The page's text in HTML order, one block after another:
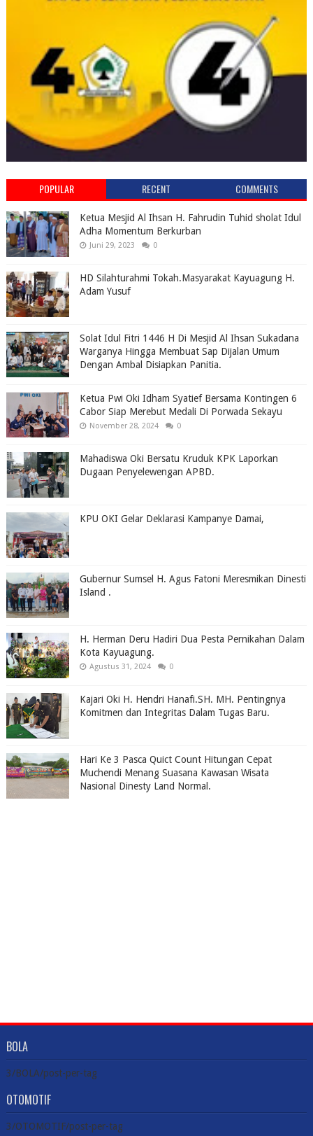
POPULAR RECENT COMMENTS
Ketua Mesjid Al Ihsan H. Fahrudin Tuhid sholat Idul
Adha Momentum Berkurban
Juni 29, 2023 0
HD Silahturahmi Tokah.Masyarakat Kayuagung H.
Adam Yusuf
Solat Idul Fitri 1446 H Di Mesjid Al Ihsan Sukadana
Warganya Hingga Membuat Sap Dijalan Umum
Dengan Ambal Disiapkan Panitia.
Ketua Pwi Oki Idham Syatief Bersama Kontingen 6
Cabor Siap Merebut Medali Di Porwada Sekayu
November 28, 2024 0
Mahadiswa Oki Bersatu Kruduk KPK Laporkan
Dugaan Penyelewengan APBD.
KPU OKI Gelar Deklarasi Kampanye Damai,
Gubernur Sumsel H. Agus Fatoni Meresmikan Dinesti
Island .
H. Herman Deru Hadiri Dua Pesta Pernikahan Dalam
Kota Kayuagung.
Agustus 31, 2024 0
Kajari Oki H. Hendri Hanafi.SH. MH. Pentingnya
Komitmen dan Integritas Dalam Tugas Baru.
Hari Ke 3 Pasca Quict Count Hitungan Cepat
Muchendi Menang Suasana Kawasan Wisata
Nasional Dinesty Land Normal.
BOLA
3/BOLA/post-per-tag
OTOMOTIF
3/OTOMOTIF/post-per-tag